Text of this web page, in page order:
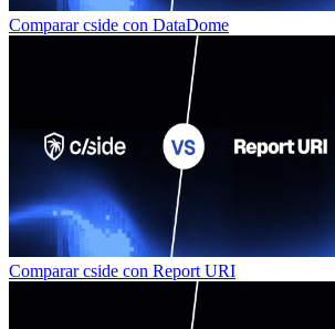
Comparar cside con DataDome
Comparar cside con Report URI